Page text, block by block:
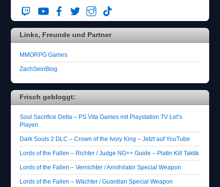
Links, Freunde und Partner
MMORPG Games
ZachSeinBlog
Frisch gebloggt:
Soul Sacrifice Delta – PS Vita Games mit Playstation TV Let’s
Playen
Dark Souls 2 DLC – Crown of the Ivory King – Jetzt auf YouTube
Lords of the Fallen – Richter / Judge NG++ Guide – Platin Kill Taktik
Lords of the Fallen – Vernichter / Annihilator Special Weapon
Lords of the Fallen – Wächter / Guardian Special Weapon